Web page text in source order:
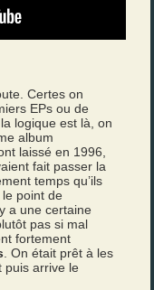
Certes on
EPs ou de
logique est là, on
album
laissé en 1996,
fait passer la
temps qu’ils
le point de
a une certaine
pas si mal
fortement
. On était prêt à les
puis arrive le